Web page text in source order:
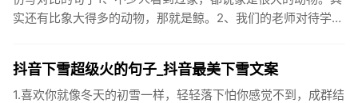
实还有比象大得多的动物，那就是鲸。2、我们的老师对待学生
抖音下雪超级火的句子_抖音最美下雪文案
1.喜欢你就像冬天的初雪一样，轻轻落下怕你感觉不到，成群结